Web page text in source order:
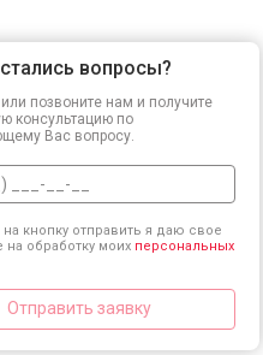
вопросы?
позвоните нам и получите
консультацию по
Вас вопросу.
кнопку отправить я даю свое
на обработку моих персональных
Отправить заявку